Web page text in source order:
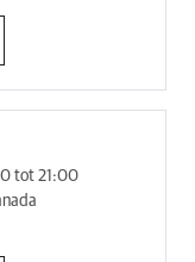
tot 21:00